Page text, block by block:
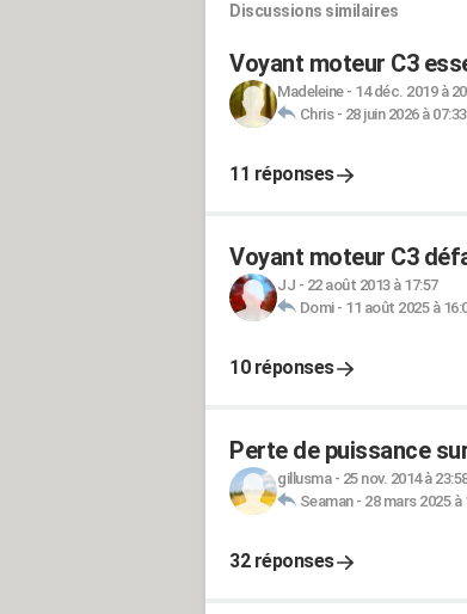
Discussions similaires
Voyant moteur C3
Madeleine- 14 déc. 2019 à
Chris- 28 juin 2026 à 07:33
11 réponses
Voyant moteur C3
JJ - 22 août 2013 à 17:57
Domi- 11 août 2025 à
10 réponses
Perte de puissance
gillusma- 25 nov. 2014 à
Seaman- 28 mars 2025 à
32 réponses